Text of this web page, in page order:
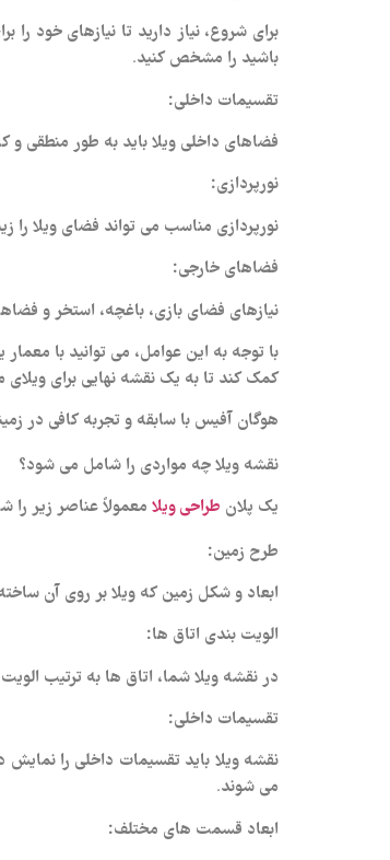
برای شروع، نیاز دارید تا نیازهای خود
باشید را مشخص کنید.
تقسیمات داخلی:
فضاهای داخلی ویلا باید به طور منطقی
نورپردازی:
نورپردازی مناسب می‌ تواند فضای ویلا را
فضاهای خارجی:
نیازهای فضای بازی، باغچه، استخر و
با توجه به این عوامل، می‌ توانید با
کمک کند تا به یک نقشه نهایی برای ویلای
هوگان آفیس با سابقه و تجربه کافی در
نقشه ویلا چه مواردی را شامل می شود؟
یک پلان طراحی ویلا معمولاً عناصر زیر
طرح زمین:
ابعاد و شکل زمین که ویلا بر روی آن
الویت‌ بندی اتاق‌ ها:
در نقشه ویلا شما، اتاق‌ ها به ترتیب
تقسیمات داخلی:
نقشه ویلا باید تقسیمات داخلی را
می‌ شوند.
ابعاد قسمت های مختلف: